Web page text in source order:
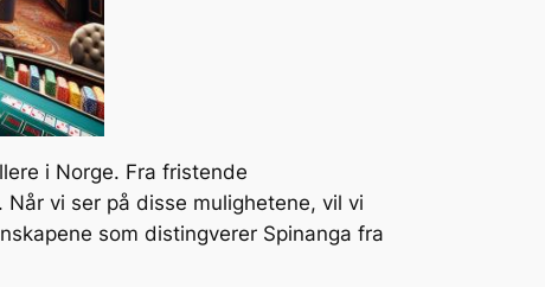
i Norge. Fra fristende
vi ser på disse mulighetene, vil vi
som distingverer Spinanga fra